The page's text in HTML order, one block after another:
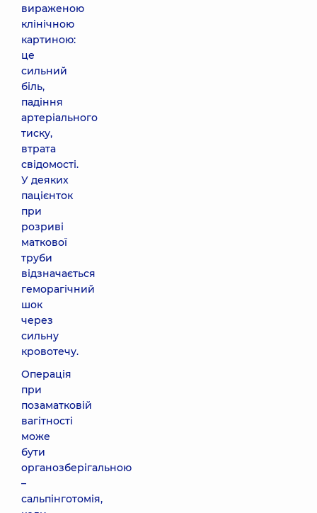
вираженою
клінічною
картиною:
це
сильний
біль,
падіння
артеріального
тиску,
втрата
свідомості.
У деяких
пацієнток
при
розриві
маткової
труби
відзначається
геморагічний
шок
через
сильну
кровотечу.
Операція
при
позаматковій
вагітності
може
бути
органозберігальною
–
сальпінготомія,